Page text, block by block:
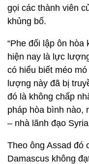
gọi các thành viên
khủng bố.
“Phe đối lập ôn
hiện nay là lực
có hiểu biết méo
lượng này đã bị
đó là không chấp
pháp hòa bình nào,
– nhà lãnh đạo
Theo ông Assad đó
Damascus không